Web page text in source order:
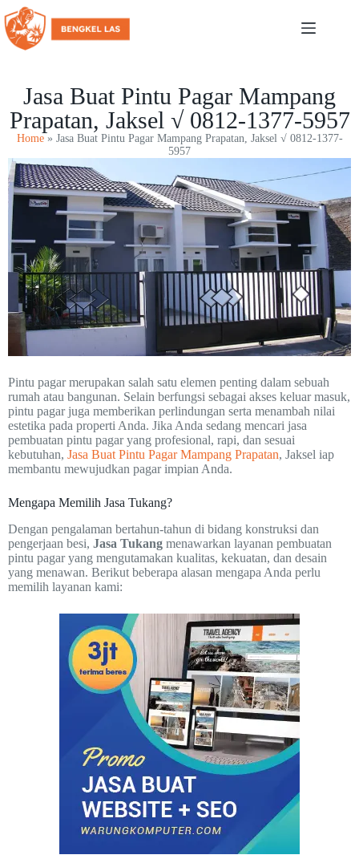
Jasa Buat Pintu Pagar Mampang
Prapatan, Jaksel √ 0812-1377-5957
Home» Jasa Buat Pintu Pagar Mampang Prapatan, Jaksel √ 0812-1377-
5957
Pintu pagar merupakan salah satu elemen penting dalam sebuah
rumah atau bangunan. Selain berfungsi sebagai akses keluar masuk,
pintu pagar juga memberikan perlindungan serta menambah nilai
estetika pada properti Anda. Jika Anda sedang mencari jasa
pembuatan pintu pagar yang profesional, rapi, dan sesuai
kebutuhan, Jasa Buat Pintu Pagar Mampang Prapatan, Jaksel iap
membantu mewujudkan pagar impian Anda.
Mengapa Memilih Jasa Tukang?
Dengan pengalaman bertahun-tahun di bidang konstruksi dan
pengerjaan besi, Jasa Tukang menawarkan layanan pembuatan
pintu pagar yang mengutamakan kualitas, kekuatan, dan desain
yang menawan. Berikut beberapa alasan mengapa Anda perlu
memilih layanan kami: